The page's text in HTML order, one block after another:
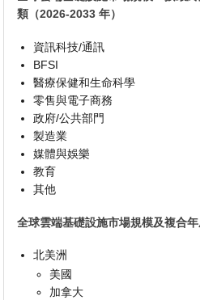
類（2026-2033 年）
資訊科技/通訊
BFSI
醫療保健和生命科學
零售與電子商務
政府/公共部門
製造業
媒體與娛樂
教育
其他
全球雲端基礎設施市場規模及複合
北美洲
美國
加拿大